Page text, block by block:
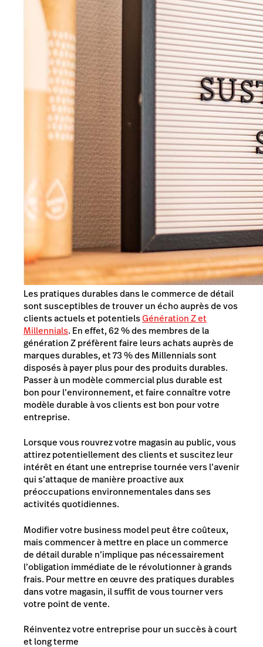
Les pratiques durables dans le commerce de détail
sont susceptibles de trouver un écho auprès de vos
clients actuels et potentielsGénération Z et
Millennials. En effet, 62 % des membres de la
génération Z préfèrent faire leurs achats auprès de
marques durables, et 73 % des Millennials sont
disposés à payer plus pour des produits durables.
Passer à un modèle commercial plus durable est
bon pour l’environnement, et faire connaître votre
modèle durable à vos clients est bon pour votre
entreprise.
Lorsque vous rouvrez votre magasin au public, vous
attirez potentiellement des clients et suscitez leur
intérêt en étant une entreprise tournée vers l’avenir
qui s’attaque de manière proactive aux
préoccupations environnementales dans ses
activités quotidiennes.
Modifier votre business modelpeutêtre coûteux,
mais commencer à mettre en place un commerce
de détail durable n’implique pas nécessairement
l’obligation immédiate de le révolutionner à grands
frais. Pour mettre en œuvre des pratiques durables
dans votre magasin, il suffit de vous tourner vers
votre point de vente.
Réinventez votre entreprise pour un succès à court
et long terme